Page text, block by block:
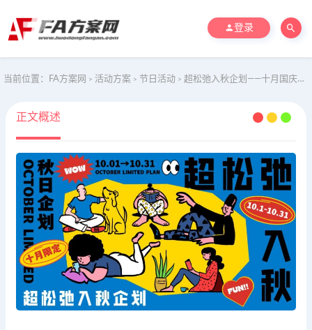
登录
当前位置： FA方案网 > 活动方案 > 节日活动 > 超松弛入秋企划——十月国庆节、重阳节、万圣节活动
正文概述